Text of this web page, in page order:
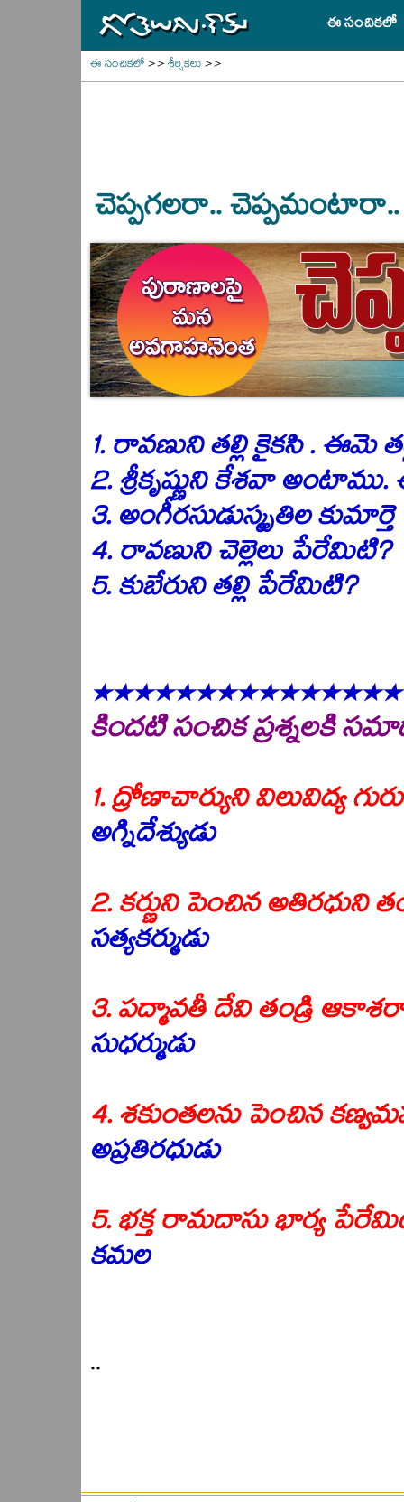
ఈ సంచికలో
ఈ సంచికలో>>శీర్షికలు>>
చెప్పగలరా..
1. రావణుని తల్లి కైకసి . ఈమె
2. శ్రీకృష్ణుని కేశవా
3. అంగీరసుడుస్మృతిల
4. రావణుని చెల్లెలు పేరేమిటి?
5. కుబేరుని తల్లి పేరేమిటి?
కిందటి సంచిక ప్రశ్నలకి
1.ద్రోణాచార్యుని విలువిద్య
అగ్నిదేశ్యుడు
2. కర్ణుని పెంచిన అతిరధుని
సత్యకర్ముడు
3. పద్మావతీ దేవి తండ్రి
సుధర్ముడు
4. శకుంతలను పెంచిన
అప్రతిరధుడు
5. భక్త రామదాసు భార్య
కమల
..